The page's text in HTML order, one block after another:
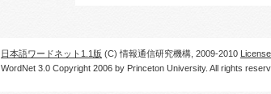
日本語ワードネット1.1版 (C) 情報通信研究機構, 2009-2010 License
WordNet 3.0 Copyright 2006 by Princeton University. All rights